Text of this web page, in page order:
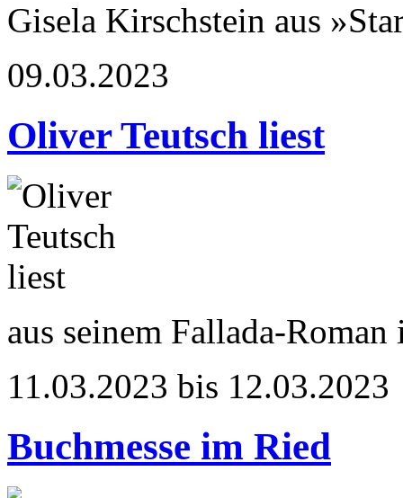
Gisela Kirschstein aus
09.03.2023
Oliver Teutsch liest
aus seinem Fallada-
11.03.2023 bis 12.03.2023
Buchmesse im Ried